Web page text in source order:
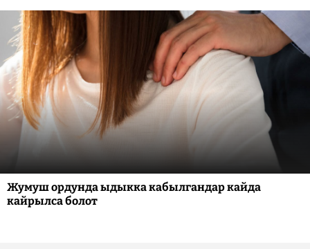
Жумуш ордунда ыдыкка кабылгандар кайда
кайрылса болот